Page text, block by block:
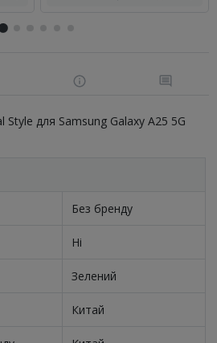
для Samsung Galaxy A25 5G
Без бренду
Ні
Зелений
Китай